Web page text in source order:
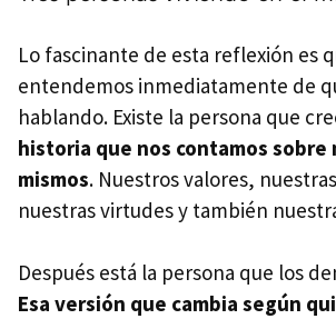
Lo fascinante de esta reflexión es
entendemos inmediatamente de
hablando. Existe la persona que
historia que nos contamos sobre
mismos. Nuestros valores,
nuestras virtudes y también
Después está la persona que los
Esa versión que cambia según